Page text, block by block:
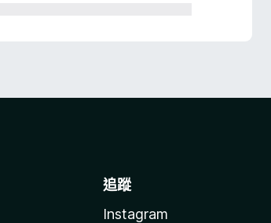
追蹤
Instagram